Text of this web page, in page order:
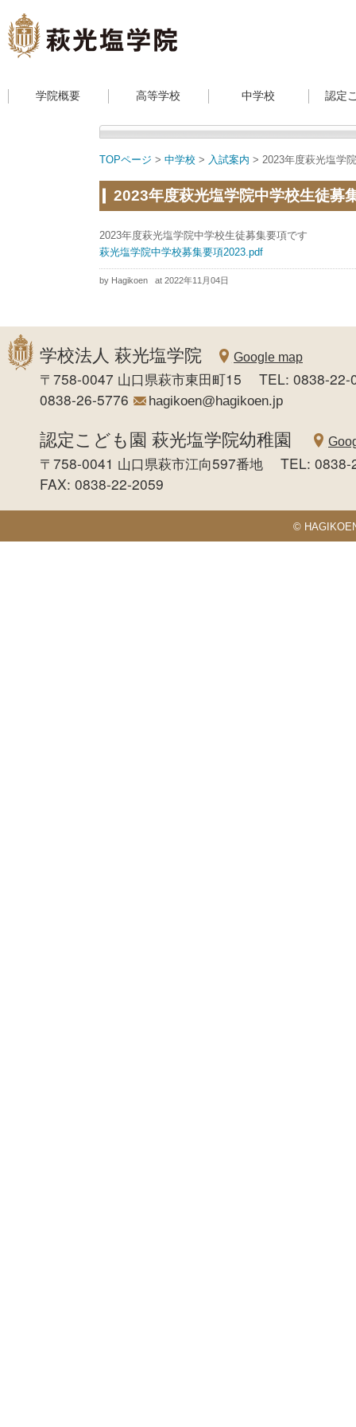
学院概要 高等学校 中学校 認定
TOPページ > 中学校 > 入試案内 > 2023年度萩光塩学
2023年度萩光塩学院中学校生徒募
2023年度萩光塩学院中学校生徒募集要項です
萩光塩学院中学校募集要項2023.pdf
by Hagikoen at 2022年11月04日
学校法人 萩光塩学院 Google map
〒758-0047 山口県萩市東田町15 TEL: 0838-
0838-26-5776
hagikoen@hagikoen.jp
認定こども園 萩光塩学院幼稚園
〒758-0041 山口県萩市江向597番地 TEL:
FAX: 0838-22-2059
©